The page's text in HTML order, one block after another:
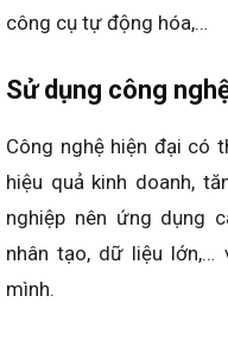
công cụ tự động hóa,…
Sử dụng công
Công nghệ hiện đại có
hiệu quả kinh doanh,
nghiệp nên ứng dụng
nhân tạo, dữ liệu lớn,…
mình.